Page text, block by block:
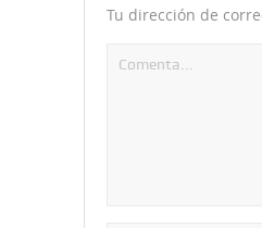
Tu dirección de